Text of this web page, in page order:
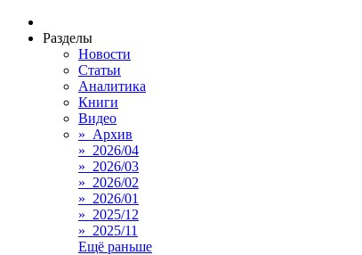
Разделы
Новости
Статьи
Аналитика
Книги
Видео
» Архив
» 2026/04
» 2026/03
» 2026/02
» 2026/01
» 2025/12
» 2025/11
Ещё раньше